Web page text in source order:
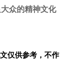
众的精神文化
仅供参考，不作